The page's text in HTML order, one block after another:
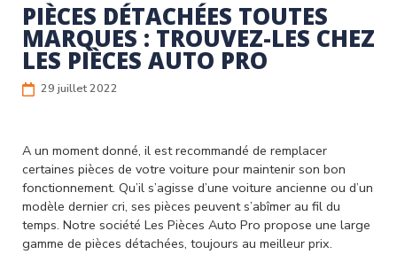
PIÈCES DÉTACHÉES TOUTES
MARQUES : TROUVEZ-LES CHEZ
LES PIÈCES AUTO PRO
29 juillet 2022
A un moment donné, il est recommandé de remplacer
certaines pièces de votre voiture pour maintenir son bon
fonctionnement. Qu’il s’agisse d’une voiture ancienne ou d’un
modèle dernier cri, ses pièces peuvent s’abîmer au fil du
temps. Notre société Les Pièces Auto Pro propose une large
gamme de pièces détachées, toujours au meilleur prix.